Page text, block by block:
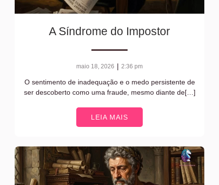
A Síndrome do Impostor
maio 18, 2026 | 2:36 pm
O sentimento de inadequação e o medo persistente de
ser descoberto como uma fraude, mesmo diante de[…]
LEIA MAIS